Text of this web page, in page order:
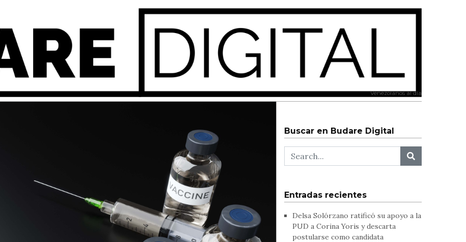
Venezolanos al día
Buscar en Budare Digital
Entradas recientes
Delsa Solórzano ratificó su apoyo a la
PUD a Corina Yoris y descarta
postularse como candidata